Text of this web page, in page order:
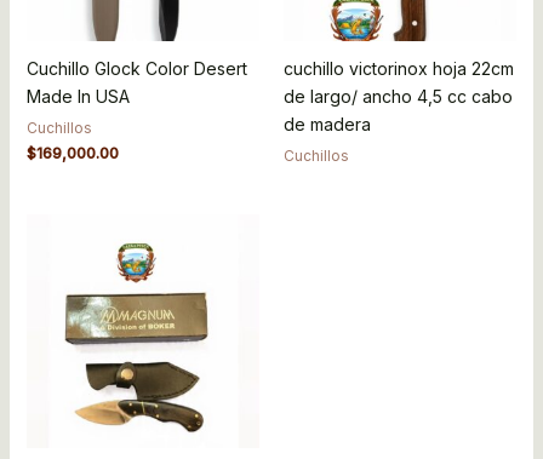
Cuchillo Glock Color Desert
Made In USA
Cuchillos
$169,000.00
cuchillo victorinox hoja 22cm
de largo/ ancho 4,5 cc cabo
de madera
Cuchillos